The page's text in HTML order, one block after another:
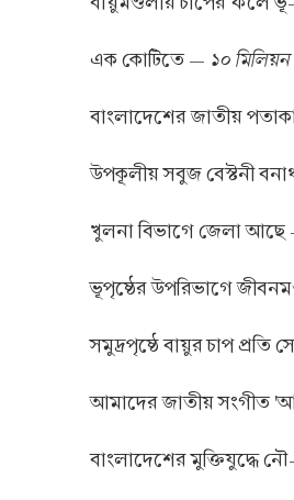
এক কোটিতে — ১০
বাংলাদেশের জাতীয়
উপকূলীয় সবুজ বেস্টনী
খুলনা বিভাগে জেলা আছে
ভূপৃষ্ঠের উপরিভাগে
সমুদ্রপৃষ্ঠে বায়ুর চাপ প্রতি
আমাদের জাতীয় সংগীত
বাংলাদেশের মুক্তিযুদ্ধে